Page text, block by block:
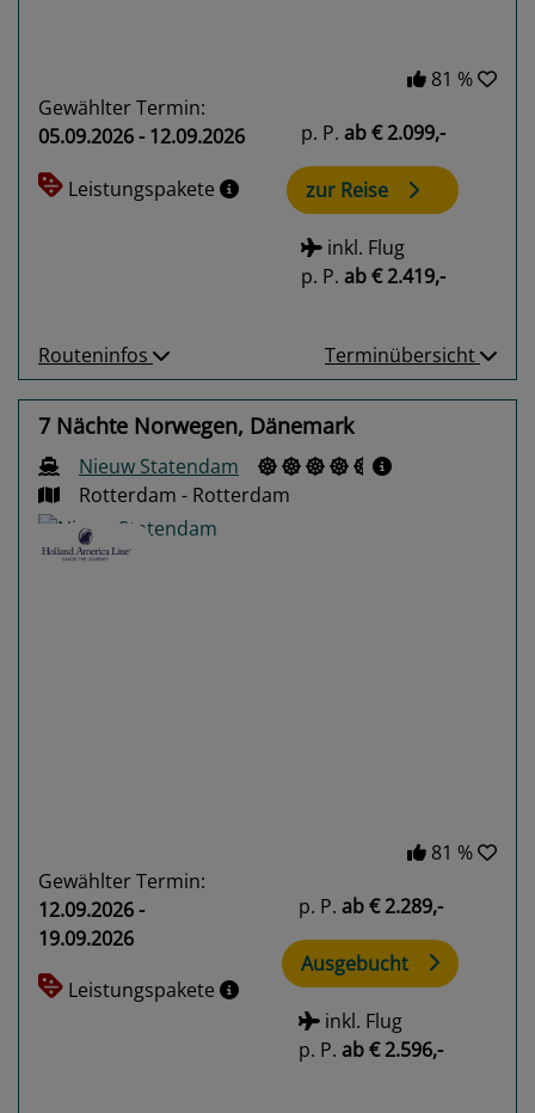
81 %
Gewählter Termin:
05.09.2026 - 12.09.2026
Leistungspakete
p. P. ab€ 2.099,-
zur Reise
inkl. Flug
p. P. ab€ 2.419,-
Routeninfos Terminübersicht
7 Nächte Norwegen, Dänemark
Nieuw Statendam
Rotterdam - Rotterdam
81 %
Gewählter Termin:
12.09.2026 -
19.09.2026
Leistungspakete
p. P. ab€ 2.289,-
Ausgebucht
inkl. Flug
p. P. ab€ 2.596,-